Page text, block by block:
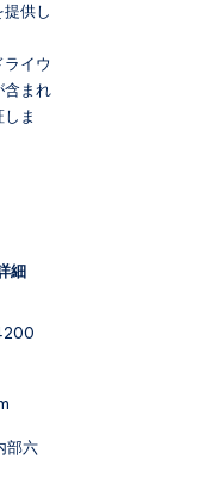
供し
イウ
含まれ
ま
細
部六